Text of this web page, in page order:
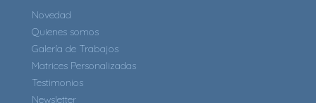
Novedad
Quienes somos
Galería de Trabajos
Matrices Personalizadas
Testimonios
Newsletter